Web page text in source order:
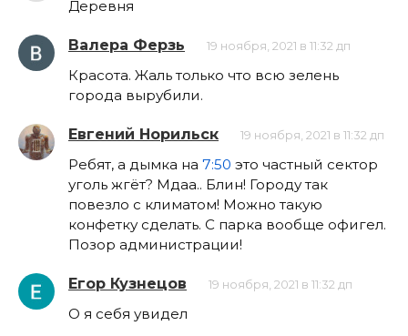
Деревня
Валера Ферзь 19 ноября, 2021 в 11:32 дп
Красота. Жаль только что всю зелень
города вырубили.
Евгений Норильск 19 ноября, 2021 в 11:32 дп
Ребят, а дымка на 7:50 это частный сектор
уголь жгёт? Мдаа.. Блин! Городу так
повезло с климатом! Можно такую
конфетку сделать. С парка вообще офигел.
Позор администрации!
Егор Кузнецов 19 ноября, 2021 в 11:32 дп
О я себя увидел